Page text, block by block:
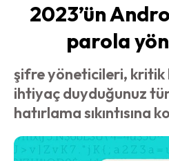
2023’ün
parola
şifre yöneticileri, kritik
ihtiyaç duyduğunuz
hatırlama sıkıntısına